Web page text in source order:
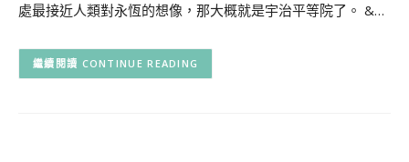
處最接近人類對永恆的想像，那大概就是宇治平等院了。 &…
CONTINUE READING